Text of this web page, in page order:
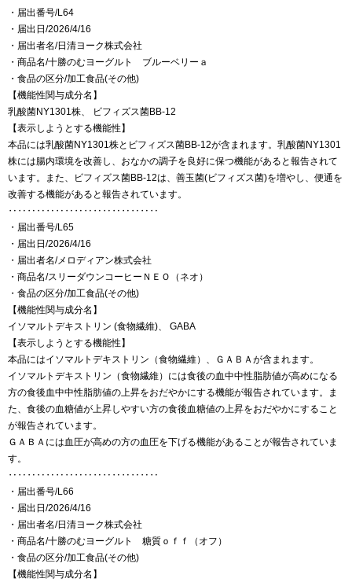
・届出番号/L64
・届出日/2026/4/16
・届出者名/日清ヨーク株式会社
・商品名/十勝のむヨーグルト ブルーベリーａ
・食品の区分/加工食品(その他)
【機能性関与成分名】
乳酸菌NY1301株、 ビフィズス菌BB-12
【表示しようとする機能性】
本品には乳酸菌NY1301株とビフィズス菌BB-12が含まれます。乳酸菌NY1301
株には腸内環境を改善し、おなかの調子を良好に保つ機能があると報告されて
います。また、ビフィズス菌BB-12は、善玉菌(ビフィズス菌)を増やし、便通を
改善する機能があると報告されています。
‥‥‥‥‥‥‥‥‥‥‥‥‥‥‥‥
・届出番号/L65
・届出日/2026/4/16
・届出者名/メロディアン株式会社
・商品名/スリーダウンコーヒーＮＥＯ（ネオ）
・食品の区分/加工食品(その他)
【機能性関与成分名】
イソマルトデキストリン (食物繊維)、 GABA
【表示しようとする機能性】
本品にはイソマルトデキストリン（食物繊維）、ＧＡＢＡが含まれます。
イソマルトデキストリン（食物繊維）には食後の血中中性脂肪値が高めになる
方の食後血中中性脂肪値の上昇をおだやかにする機能が報告されています。ま
た、食後の血糖値が上昇しやすい方の食後血糖値の上昇をおだやかにすること
が報告されています。
ＧＡＢＡには血圧が高めの方の血圧を下げる機能があることが報告されていま
す。
‥‥‥‥‥‥‥‥‥‥‥‥‥‥‥‥
・届出番号/L66
・届出日/2026/4/16
・届出者名/日清ヨーク株式会社
・商品名/十勝のむヨーグルト 糖質ｏｆｆ（オフ）
・食品の区分/加工食品(その他)
【機能性関与成分名】